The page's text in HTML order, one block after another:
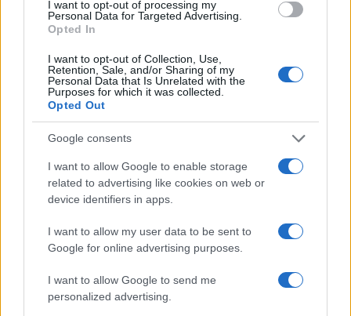
I want to opt-out of processing my
Personal Data for Targeted Advertising.
Opted In
I want to opt-out of Collection, Use,
Retention, Sale, and/or Sharing of my
Personal Data that Is Unrelated with the
Purposes for which it was collected.
Opted Out
Google consents
I want to allow Google to enable storage
related to advertising like cookies on web or
device identifiers in apps.
I want to allow my user data to be sent to
Google for online advertising purposes.
I want to allow Google to send me
personalized advertising.
Με 40άρια κορυφώνεται το κύμα ζέστης -
Ποιες περιοχές βρίσκονται στο επίκεντρο
και μέχρι πότε θα κρατήσουν τα μελτέμια
Πιο σχολιασμένα
Marfin: Η 46χρονη πήρε προθεσμία για
συμμετείχε στη διαδήλωση όπως και
100.000 άτομα»
Βγήκαν ξανά τα μαχαίρια στην Ελπίδα
Γρατσία και Γαλανός μετέτρεψαν το
κίνημα σε φοβικό αρχηγικό κόμμα»
Μεταφορές χρημάτων: Πότε μπορεί να
θεωρηθούν δωρεές και να επιβληθεί
φόρος – Τι ισχυεί για τις γονικές παροχές